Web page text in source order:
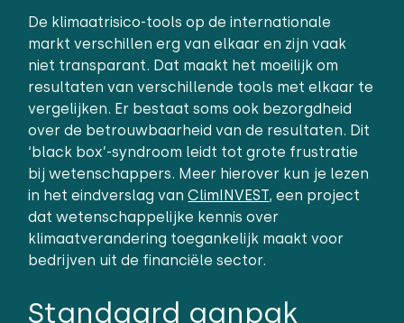
De klimaatrisico-tools op de internationale
markt verschillen erg van elkaar en zijn vaak
niet transparant. Dat maakt het moeilijk om
resultaten van verschillende tools met elkaar te
vergelijken. Er bestaat soms ook bezorgdheid
over de betrouwbaarheid van de resultaten. Dit
‘black box’-syndroom leidt tot grote frustratie
bij wetenschappers. Meer hierover kun je lezen
in het eindverslag vanClimINVEST, een project
dat wetenschappelijke kennis over
klimaatverandering toegankelijk maakt voor
bedrijven uit de financiële sector.
Standaard aanpak